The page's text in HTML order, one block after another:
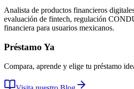
Analista de productos financieros
evaluación de fintech, regulación
financiera para usuarios mexicanos.
Préstamo Ya
Compara, aprende y elige tu préstamo